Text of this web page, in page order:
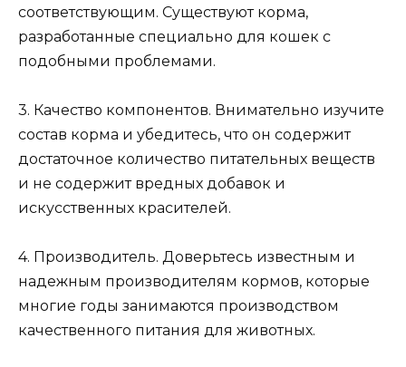
соответствующим. Существуют корма,
разработанные специально для кошек с
подобными проблемами.
3. Качество компонентов. Внимательно изучите
состав корма и убедитесь, что он содержит
достаточное количество питательных веществ
и не содержит вредных добавок и
искусственных красителей.
4. Производитель. Доверьтесь известным и
надежным производителям кормов, которые
многие годы занимаются производством
качественного питания для животных.